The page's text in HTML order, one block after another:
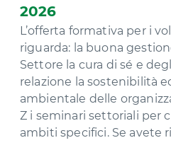
2026
L’offerta formativa per i
riguarda: la buona
Settore la cura di sé e
relazione la sostenibilità
ambientale delle
Z i seminari settoriali per
ambiti specifici. Se avete